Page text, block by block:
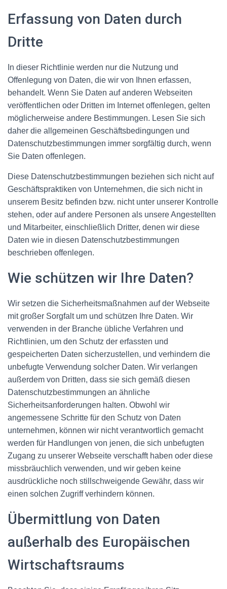
Erfassung von Daten durch
Dritte
In dieser Richtlinie werden nur die Nutzung und
Offenlegung von Daten, die wir von Ihnen erfassen,
behandelt. Wenn Sie Daten auf anderen Webseiten
veröffentlichen oder Dritten im Internet offenlegen, gelten
möglicherweise andere Bestimmungen. Lesen Sie sich
daher die allgemeinen Geschäftsbedingungen und
Datenschutzbestimmungen immer sorgfältig durch, wenn
Sie Daten offenlegen.
Diese Datenschutzbestimmungen beziehen sich nicht auf
Geschäftspraktiken von Unternehmen, die sich nicht in
unserem Besitz befinden bzw. nicht unter unserer Kontrolle
stehen, oder auf andere Personen als unsere Angestellten
und Mitarbeiter, einschließlich Dritter, denen wir diese
Daten wie in diesen Datenschutzbestimmungen
beschrieben offenlegen.
Wie schützen wir Ihre Daten?
Wir setzen die Sicherheitsmaßnahmen auf der Webseite
mit großer Sorgfalt um und schützen Ihre Daten. Wir
verwenden in der Branche übliche Verfahren und
Richtlinien, um den Schutz der erfassten und
gespeicherten Daten sicherzustellen, und verhindern die
unbefugte Verwendung solcher Daten. Wir verlangen
außerdem von Dritten, dass sie sich gemäß diesen
Datenschutzbestimmungen an ähnliche
Sicherheitsanforderungen halten. Obwohl wir
angemessene Schritte für den Schutz von Daten
unternehmen, können wir nicht verantwortlich gemacht
werden für Handlungen von jenen, die sich unbefugten
Zugang zu unserer Webseite verschafft haben oder diese
missbräuchlich verwenden, und wir geben keine
ausdrückliche noch stillschweigende Gewähr, dass wir
einen solchen Zugriff verhindern können.
Übermittlung von Daten
außerhalb des Europäischen
Wirtschaftsraums